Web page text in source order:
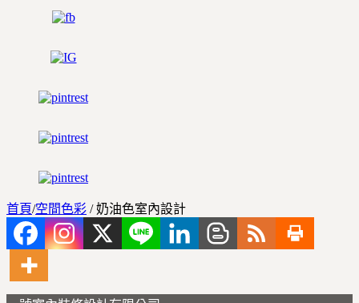
首頁/空間色彩 / 奶油色室內設計